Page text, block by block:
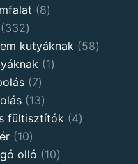
88
332332
products
kutyáknak 5858
11
77
products
1313
products
fültisztítók 44
1010
products
olló 1010